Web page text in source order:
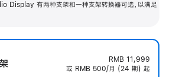
Display 有两种支架和一种支架转换器可选，以满足
RMB 11,999
或 RMB 500/月 (24 期) 起